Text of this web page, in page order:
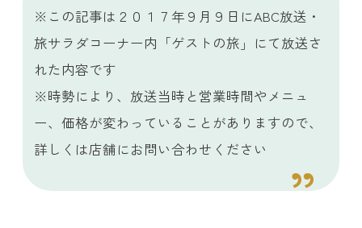
※この記事は２０１７年９月９日にABC放送・
旅サラダコーナー内「ゲストの旅」にて放送さ
れた内容です
※時勢により、放送当時と営業時間やメニュ
ー、価格が変わっていることがありますので、
詳しくは店舗にお問い合わせください